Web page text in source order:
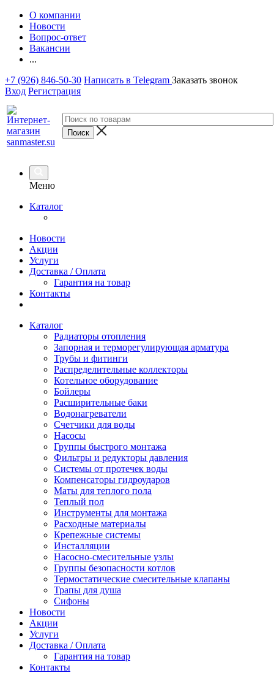
О компании
Новости
Вопрос-ответ
Вакансии
...
+7 (926) 846-50-30 Написать в Telegram Заказать звонок
Вход Регистрация
Меню
Каталог
Новости
Акции
Услуги
Доставка / Оплата
Гарантия на товар
Контакты
Каталог
Радиаторы отопления
Запорная и терморегулирующая арматура
Трубы и фитинги
Распределительные коллекторы
Котельное оборудование
Бойлеры
Расширительные баки
Водонагреватели
Счетчики для воды
Насосы
Группы быстрого монтажа
Фильтры и редукторы давления
Системы от протечек воды
Компенсаторы гидроударов
Маты для теплого пола
Теплый пол
Инструменты для монтажа
Расходные материалы
Крепежные системы
Инсталляции
Насосно-смесительные узлы
Группы безопасности котлов
Термостатические смесительные клапаны
Трапы для душа
Сифоны
Новости
Акции
Услуги
Доставка / Оплата
Гарантия на товар
Контакты